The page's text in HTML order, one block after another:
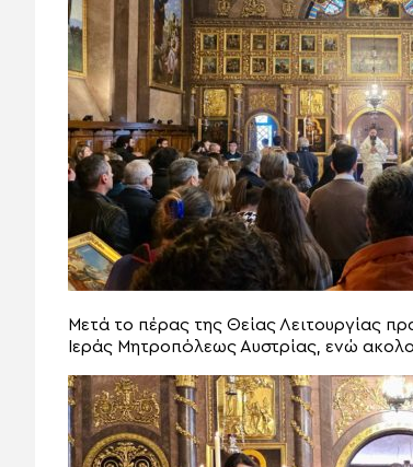
Μετά το πέρας της Θείας Λειτουργίας
Ιεράς Μητροπόλεως Αυστρίας, ενώ